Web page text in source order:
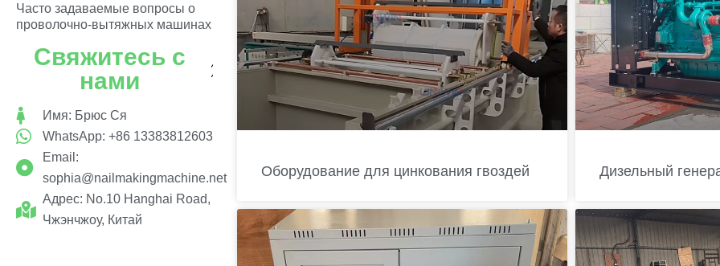
Часто задаваемые вопросы о
проволочно-вытяжных машинах
Свяжитесь с
нами
Имя: Брюс Ся
WhatsApp: +86 13383812603
Email:
sophia@nailmakingmachine.net
Адрес: No.10 Hanghai Road,
Чжэнчжоу, Китай
Оборудование для цинкования гвоздей Дизельный